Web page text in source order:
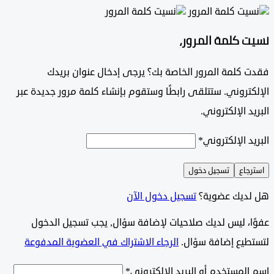
كلمة المرور،
كلمة المرور الخاصة بك؟ يرجى إدخال عنوان بريدك
ستتلقى رابطًا وستقوم بإنشاء كلمة مرور جديدة عبر
الإلكتروني.
الإلكتروني*
تسجيل دخول
عضوية؟تسجيل دخول الآن
ليس لديك صلاحيات لإضافة سؤال, يجب تسجيل الدخول
إضافة سؤال.الرجاء الاشتراك في العضوية المدفوعة